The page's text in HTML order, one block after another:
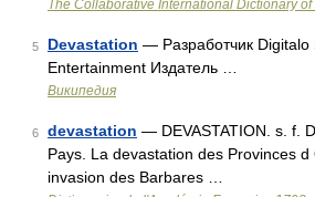
The Collaborative International Dictionary of
5 Devastation — Разработчик Digitalo
Entertainment Издатель …
Википедия
6 devastation — DEVASTATION. s. f.
Pays. La devastation des Provinces
invasion des Barbares …